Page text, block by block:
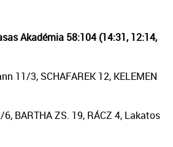
Akadémia 58:104 (14:31, 12:14,
11/3, SCHAFAREK 12, KELEMEN
BARTHA ZS. 19, RÁCZ 4, Lakatos